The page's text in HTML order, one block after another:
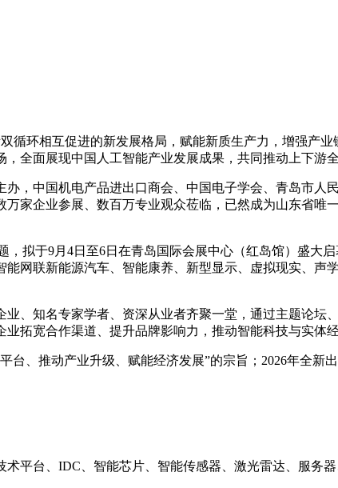
循环相互促进的新发展格局，赋能新质生产力，增强产
全面展现中国人工智能产业发展成果，共同推动上下游
，中国机电产品进出口商会、中国电子学会、青岛市人
家企业参展、数百万专业观众莅临，已然成为山东省唯
，拟于9月4日至6日在青岛国际会展中心（红岛馆）盛大
网联新能源汽车、智能康养、新型显示、虚拟现实、
、知名专家学者、资深从业者齐聚一堂，通过主题论
拓宽合作渠道、提升品牌影响力，推动智能科技与实体
台、推动产业升级、赋能经济发展”的宗旨；2026年全
平台、IDC、智能芯片、智能传感器、激光雷达、服务器